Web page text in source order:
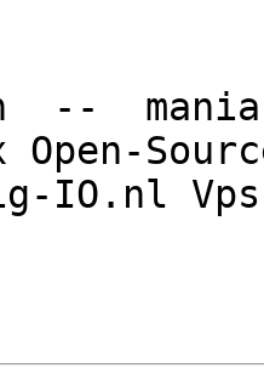
--
IO.nl